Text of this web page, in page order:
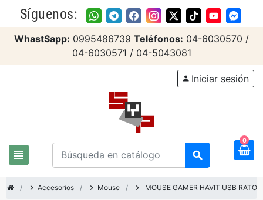
Síguenos:
WhastSapp: 0995486739 Teléfonos: 04-6030570 /
04-6030571 / 04-5043081
view_headline search
person Iniciar sesión
0
chevron_right Accesorios chevron_right Mouse chevron_right MOUSE GAMER HAVIT USB RATON